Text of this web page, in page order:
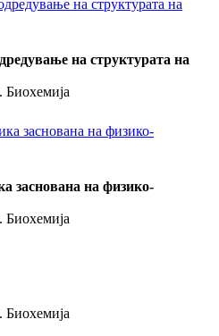
на структурата на
Биохемија
заснована на физико-
Биохемија
Биохемија